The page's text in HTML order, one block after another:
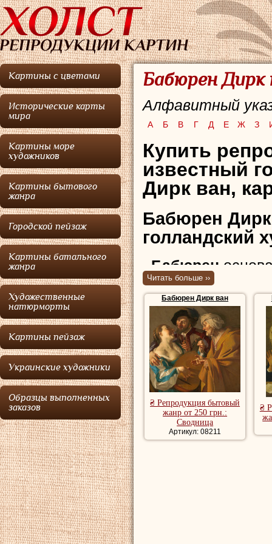
Картины с цветами
Исторические карты
мира
Картины море
художников
Картины бытового
жанра
Городской пейзаж
Картины батального
жанра
Художественные
натюрморты
Картины пейзаж
Украинские художники
Образцы выполненных
заказов
Бабюрен Дирк
Алфавитный
А Б В Г Д Е Ж З
Купить
известный
Дирк ван,
Бабюрен
голландский
Бабюрен
утрехтской
Бабюрен
Дюрстеде
Объединенных
родителями
мастерской
и председателя
Морельсе. В
художников
Читать больше ››
Бабюрен Дирк ван
₴ Репродукция бытовый
жанр от 250 грн.:
Сводница
Артикул: 08211
₴